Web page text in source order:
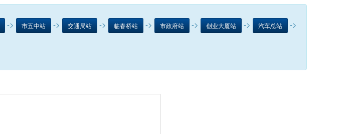
-> 市五中站 -> 交通局站 -> 临春桥站 -> 市政府站 -> 创业大厦站 -> 汽车总站 ->